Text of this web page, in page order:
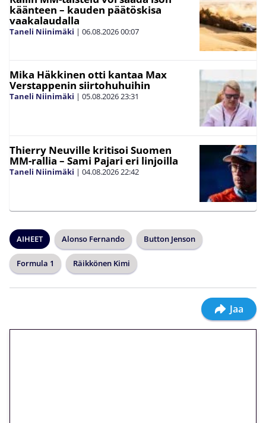
käänteen – kauden päätöskisa
vaakalaudalla
Taneli Niinimäki | 06.08.202600:07
Mika Häkkinen otti kantaa Max
Verstappenin siirtohuhuihin
Taneli Niinimäki | 05.08.202623:31
Thierry Neuville kritisoi Suomen
MM-rallia – Sami Pajari eri linjoilla
Taneli Niinimäki | 04.08.202622:42
AIHEET Alonso Fernando Button Jenson
Formula 1 Räikkönen Kimi
Jaa